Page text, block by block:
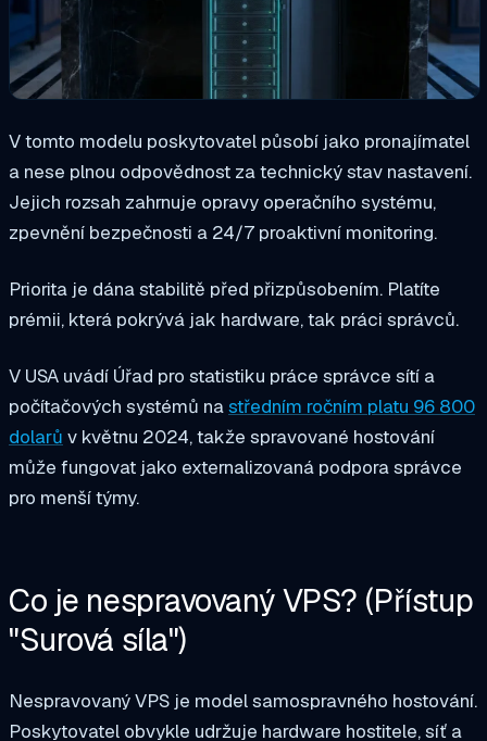
V tomto modelu poskytovatel působí jako pronajímatel
a nese plnou odpovědnost za technický stav nastavení.
Jejich rozsah zahrnuje opravy operačního systému,
zpevnění bezpečnosti a 24/7 proaktivní monitoring.
Priorita je dána stabilitě před přizpůsobením. Platíte
prémii, která pokrývá jak hardware, tak práci správců.
V USA uvádí Úřad pro statistiku práce správce sítí a
počítačových systémů nastředním ročním platu 96 800
dolarů v květnu 2024, takže spravované hostování
může fungovat jako externalizovaná podpora správce
pro menší týmy.
Co je nespravovaný VPS? (Přístup
"Surová síla")
Nespravovaný VPS je model samospravného hostování.
Poskytovatel obvykle udržuje hardware hostitele, síť a